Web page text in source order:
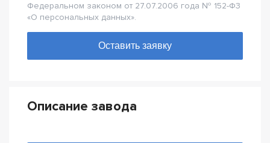
Федеральном законом от 27.07.2006 года № 152-Ф3
«О персональных данных».
Описание завода